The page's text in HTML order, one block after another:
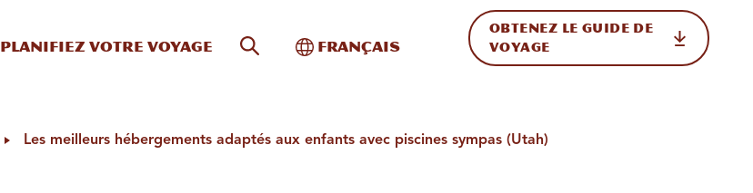
Planifiez votre voyage Recherche sur le site
Basculer vers l'international
Français
OBTENEZ LE GUIDE DE
VOYAGE
Les meilleurs hébergements adaptés aux enfants avec piscines sympas (Utah)